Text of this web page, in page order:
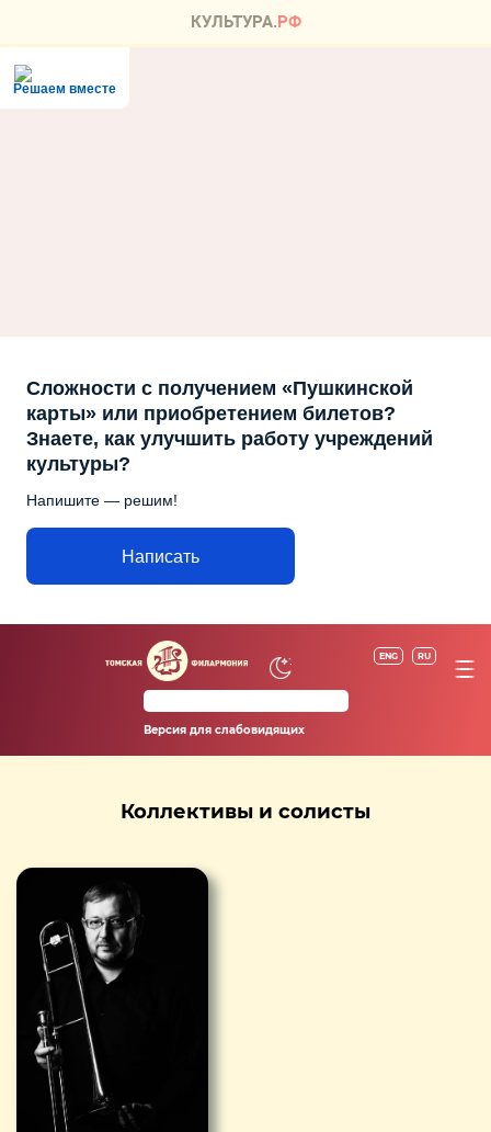
Решаем вместе
Сложности с получением «Пушкинской
карты» или приобретением билетов?
Знаете, как улучшить работу учреждений
культуры?
Напишите — решим!
Написать
ENG RU
Версия для слабовидящих
Коллективы и солисты